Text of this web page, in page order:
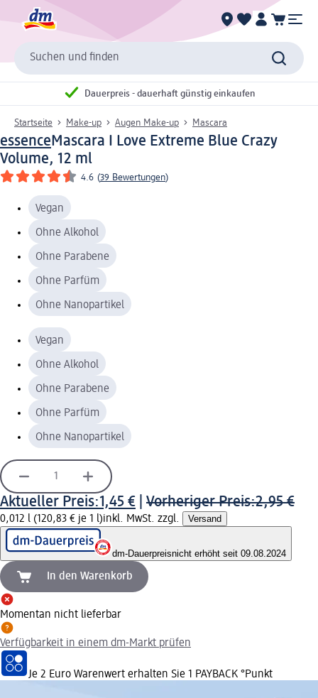
Suchen und finden
Dauerpreis - dauerhaft günstig einkaufen
Startseite Make-up Augen Make-up Mascara
essenceMascara I Love Extreme Blue Crazy
Volume, 12 ml
4.6 (39 Bewertungen)
Vegan
Ohne Alkohol
Ohne Parabene
Ohne Parfüm
Ohne Nanopartikel
Vegan
Ohne Alkohol
Ohne Parabene
Ohne Parfüm
Ohne Nanopartikel
Aktueller Preis:1,45 € Vorheriger Preis:2,95 €
0,012 l (120,83 € je 1 l)inkl. MwSt. zzgl. Versand
dm-Dauerpreisnicht erhöht seit 09.08.2024
In den Warenkorb
Momentan nicht lieferbar
Verfügbarkeit in einem dm-Markt prüfen
Je 2 Euro Warenwert erhalten Sie 1 PAYBACK °Punkt